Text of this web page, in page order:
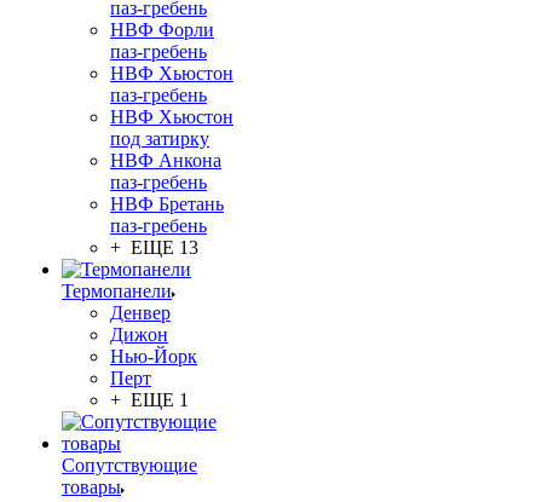
паз-гребень
НВФ Форли
паз-гребень
НВФ Хьюстон
паз-гребень
НВФ Хьюстон
под затирку
НВФ Анкона
паз-гребень
НВФ Бретань
паз-гребень
+ ЕЩЕ 13
Термопанели
Денвер
Дижон
Нью-Йорк
Перт
+ ЕЩЕ 1
Сопутствующие
товары